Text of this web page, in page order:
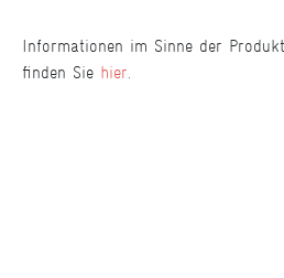
Informationen im Sinne der
finden Sie hier.